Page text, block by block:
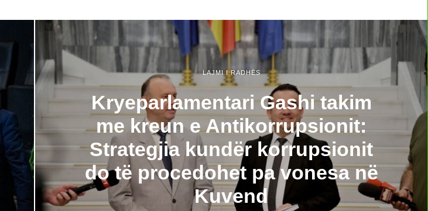
LAJMI I RADHËS
Kryeparlamentari Gashi takim
me kreun e Antikorrupsionit:
Strategjia kundër korrupsionit
do të procedohet pa vonesa në
Kuvend